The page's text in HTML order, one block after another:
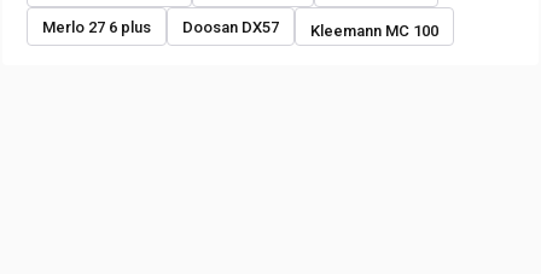
Merlo 27 6 plus Doosan DX57 Kleemann MC 100